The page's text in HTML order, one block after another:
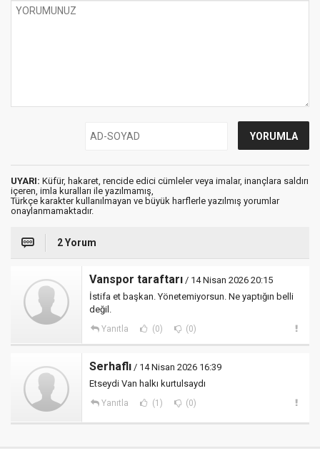
UYARI: Küfür, hakaret, rencide edici cümleler veya imalar, inançlara saldırı
içeren, imla kuralları ile yazılmamış,
Türkçe karakter kullanılmayan ve büyük harflerle yazılmış yorumlar
onaylanmamaktadır.
2 Yorum
Vanspor taraftarı / 14 Nisan 2026 20:15
İstifa et başkan. Yönetemiyorsun. Ne yaptığın belli
değil.
Yanıtla (0) (0)
Serhaflı / 14 Nisan 2026 16:39
Etseydi Van halkı kurtulsaydı
Yanıtla (1) (0)